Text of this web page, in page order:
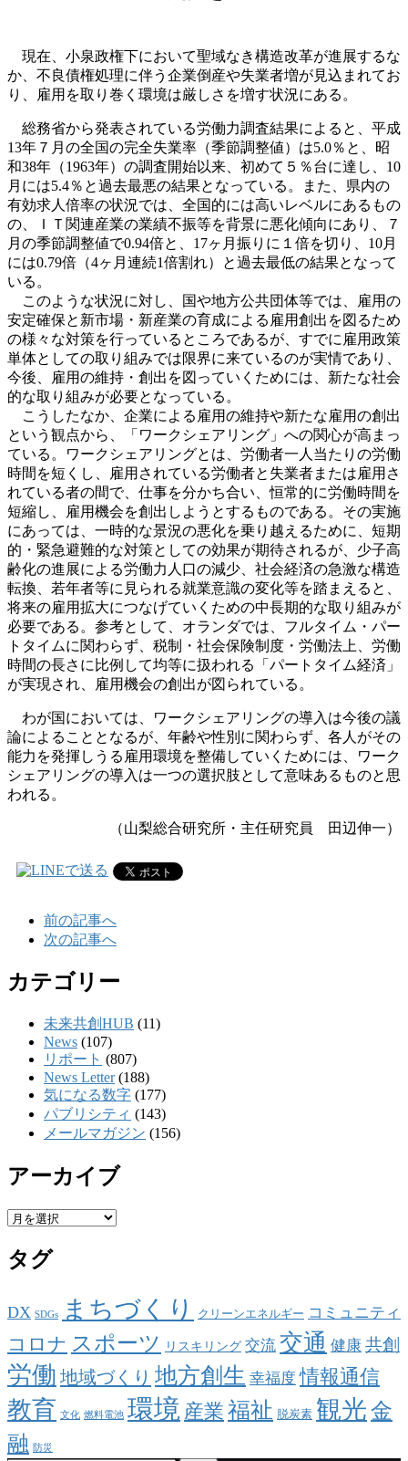
現在、小泉政権下において聖域なき構造改革が進展するな
か、不良債権処理に伴う企業倒産や失業者増が見込まれてお
り、雇用を取り巻く環境は厳しさを増す状況にある。
総務省から発表されている労働力調査結果によると、平成
13年７月の全国の完全失業率（季節調整値）は5.0％と、昭
和38年（1963年）の調査開始以来、初めて５％台に達し、10
月には5.4％と過去最悪の結果となっている。また、県内の
有効求人倍率の状況では、全国的には高いレベルにあるもの
の、ＩＴ関連産業の業績不振等を背景に悪化傾向にあり、７
月の季節調整値で0.94倍と、17ヶ月振りに１倍を切り、10月
には0.79倍（4ヶ月連続1倍割れ）と過去最低の結果となって
いる。
このような状況に対し、国や地方公共団体等では、雇用の
安定確保と新市場・新産業の育成による雇用創出を図るため
の様々な対策を行っているところであるが、すでに雇用政策
単体としての取り組みでは限界に来ているのが実情であり、
今後、雇用の維持・創出を図っていくためには、新たな社会
的な取り組みが必要となっている。
こうしたなか、企業による雇用の維持や新たな雇用の創出
という観点から、「ワークシェアリング」への関心が高まっ
ている。ワークシェアリングとは、労働者一人当たりの労働
時間を短くし、雇用されている労働者と失業者または雇用さ
れている者の間で、仕事を分かち合い、恒常的に労働時間を
短縮し、雇用機会を創出しようとするものである。その実施
にあっては、一時的な景況の悪化を乗り越えるために、短期
的・緊急避難的な対策としての効果が期待されるが、少子高
齢化の進展による労働力人口の減少、社会経済の急激な構造
転換、若年者等に見られる就業意識の変化等を踏まえると、
将来の雇用拡大につなげていくための中長期的な取り組みが
必要である。参考として、オランダでは、フルタイム・パー
トタイムに関わらず、税制・社会保険制度・労働法上、労働
時間の長さに比例して均等に扱われる「パートタイム経済」
が実現され、雇用機会の創出が図られている。
わが国においては、ワークシェアリングの導入は今後の議
論によることとなるが、年齢や性別に関わらず、各人がその
能力を発揮しうる雇用環境を整備していくためには、ワーク
シェアリングの導入は一つの選択肢として意味あるものと思
われる。
（山梨総合研究所・主任研究員 田辺伸一）
前の記事へ
次の記事へ
カテゴリー
未来共創HUB (11)
News (107)
リポート (807)
News Letter(188)
気になる数字 (177)
パブリシティ (143)
メールマガジン (156)
アーカイブ
ア
カ
イ
タグ
DX SDGs まちづくり クリーンエネルギー コミュニティ
コロナ スポーツ リスキリング 交流 交通 健康 共創
労働 地域づくり 地方創生 幸福度 情報通信
教育 文化 燃料電池 環境 産業 福祉 脱炭素 観光金
融
防災